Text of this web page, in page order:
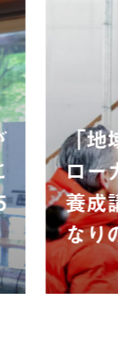
「地
ロー
養成
なり